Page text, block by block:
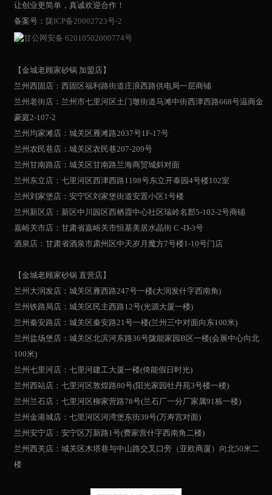
让创业更简单，真诚欢迎合作！
备案号： 陇ICP备20002723号-2
甘公网安备 62010502000774号
【金城老顾家砂锅 加盟店】
兰州西固店：西固区福利路街道庄浪西路供电局一层商铺
兰州老街店：兰州市七里河区土门墩街道马滩中街西津西路668号温商金
豪庭2-107-2
兰州均家滩店：城关区雁滩路2037号1F-17号
兰州农民巷店：城关区农民巷207-209号
兰州甘南路店：城关区甘南路兰海商贸城斜对面
兰州东立店：七里河区西津西路1198号东立开泰园4号楼102室
兰州刘家堡店：安宁区刘家堡街道安置小区1号楼
兰州新区店：新区中川园区西栖霞中心社区瑞岭名郡5-102-2号商铺
嘉峪关市店：甘肃省嘉峪关市恒基美居水晶街 C -D-3号
酒泉店：甘肃省酒泉市肃州区中天岁月魔方7号楼1-10号门店
【金城老顾家砂锅 直营店】
兰州大润发店：城关区雁西路247号一楼(大润发什字西南角)
兰州铁路局店：城关区民主西路12号(光源大厦一楼)
兰州秦安路店：城关区秦安路21号一楼(兰州三中对面向东100米)
兰州盐场堡店：城关区北滨河东路36号陇能家园B区一楼(会展中心向北
100米)
兰州七里河店：七里河建工大厦一楼(倚能假日时光)
兰州西站店：七里河区敦煌路80号(阳光家园牡丹苑3号楼一楼)
兰州兰石店：七里河区柳家营路78号(兰石厂一分厂家属91栋一楼)
兰州金港城店：七里河区河湾堡东街39号(万寿宫对面)
兰州安宁店：安宁区万新路1号(费家营什字西南角二楼)
兰州西关店：城关区木塔巷与中山路交叉口旁（亚欧商厦）向北50米二
楼